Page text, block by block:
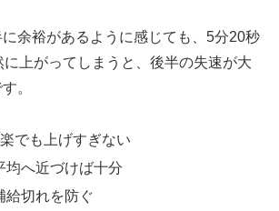
余裕があるように感じても、5分20秒
上がってしまうと、後半の失速が大
。
でも上げすぎない
均へ近づけば十分
給切れを防ぐ